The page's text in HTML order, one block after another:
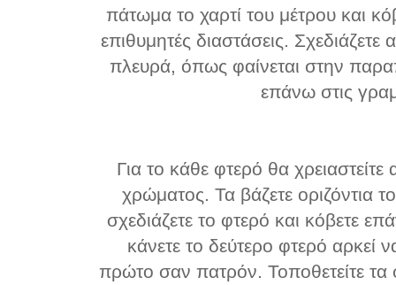
πάτωμα το χαρτί του μέτρου και
επιθυμητές διαστάσεις.
πλευρά, όπως φαίνεται στην
επάνω στις
Για το κάθε φτερό θα
χρώματος. Τα βάζετε οριζόντια
σχεδιάζετε το φτερό και κόβετε
κάνετε το δεύτερο φτερό αρκεί
πρώτο σαν πατρόν. Τοποθετείτε τα